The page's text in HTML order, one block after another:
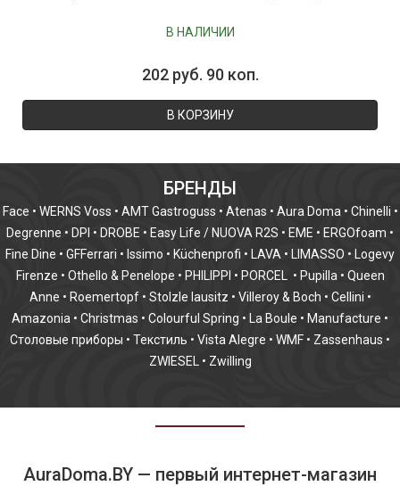
В НАЛИЧИИ
202 руб. 90 коп.
В КОРЗИНУ
БРЕНДЫ
Face • WERNS Voss • AMT Gastroguss • Atenas • Aura Doma • Chinelli •
Degrenne • DPI • DROBE • Easy Life / NUOVA R2S • EME • ERGOfoam •
Fine Dine • GFFerrari • Issimo • Küchenprofi • LAVA • LIMASSO • Logevy
Firenze • Othello & Penelope • PHILIPPI • PORCEL • Pupilla • Queen
Anne • Roemertopf • Stolzle lausitz • Villeroy & Boch • Cellini •
Amazonia • Christmas • Colourful Spring • La Boule • Manufacture •
Столовые приборы • Текстиль • Vista Alegre • WMF • Zassenhaus •
ZWIESEL
• Zwilling
AuraDoma.BY — первый интернет-магазин